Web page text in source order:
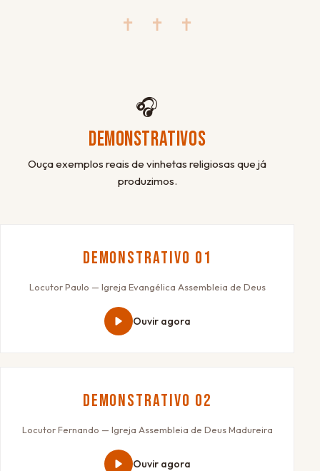
✝ ✝ ✝
🎧
DEMONSTRATIVOS
Ouça exemplos reais de vinhetas religiosas que já
produzimos.
Demonstrativo 01
Locutor Paulo — Igreja Evangélica Assembleia de Deus
Ouvir agora
Demonstrativo 02
Locutor Fernando — Igreja Assembleia de Deus Madureira
Ouvir agora